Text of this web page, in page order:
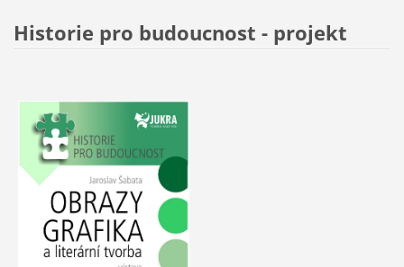
Historie pro budoucnost - projekt